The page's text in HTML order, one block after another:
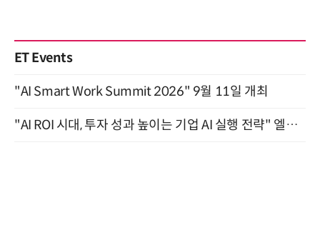
ET Events
"AI Smart Work Summit 2026" 9월 11일 개최
"AI ROI 시대, 투자 성과 높이는 기업 AI 실행 전략" 엘타워 6층 (9월 18일)